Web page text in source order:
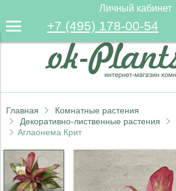
Личный кабинет
+7 (495) 178-00-54
Главная
Комнатные растения
Декоративно-лиственные растения
Аглаонема Крит